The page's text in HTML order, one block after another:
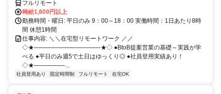
フルリモート
時給1,600円以上
勤務時間・曜日: 平日のみ 9：00～18：00 実働時間：1日あたり8時
間 休憩1時間
仕事内容: ＼＼在宅型リモートワーク ／／
◇★───────────────★◇ ●BtoB提案営業の基礎～実践が学
べる ●平日のみ週5で土日はゆっくり◎ ●社員登用実績あり！
◇★───────...
社員登用あり 固定時間制 フルリモート 在宅OK